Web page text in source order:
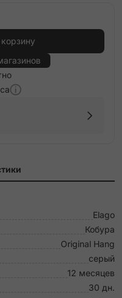
Elago
Кобура
Original Hang
серый
12 месяцев
30 дн.